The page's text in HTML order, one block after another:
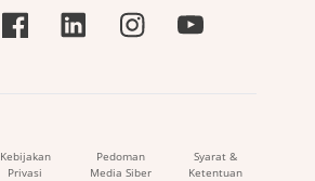
Kebijakan
Privasi
Pedoman
Media Siber
Syarat &
Ketentuan